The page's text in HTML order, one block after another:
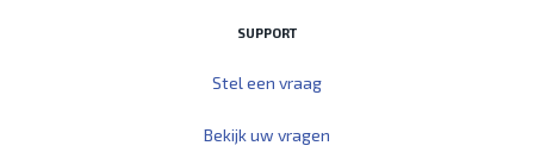
SUPPORT
Stel een vraag
Bekijk uw vragen